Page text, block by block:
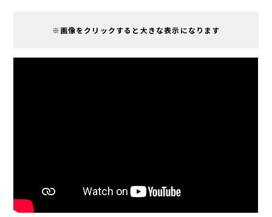
※画像をクリックすると大きな表示になります